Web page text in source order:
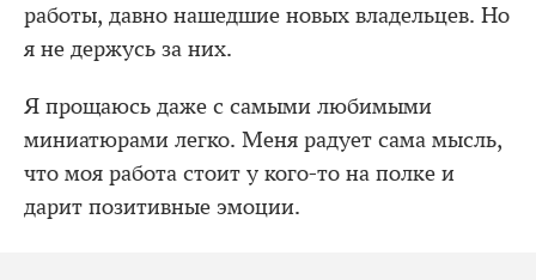
работы, давно нашедшие новых владельцев. Но
я не держусь за них.
Я прощаюсь даже с самыми любимыми
миниатюрами легко. Меня радует сама мысль,
что моя работа стоит у кого-то на полке и
дарит позитивные эмоции.